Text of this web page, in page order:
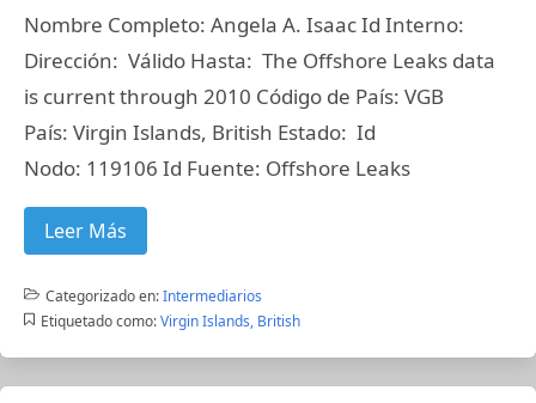
Nombre Completo: Angela A. Isaac Id Interno:
Dirección: Válido Hasta: The Offshore Leaks data
is current through 2010 Código de País: VGB
País: Virgin Islands, British Estado: Id
Nodo: 119106 Id Fuente: Offshore Leaks
Leer Más
Categorizado en:Intermediarios
Etiquetado como: Virgin Islands, British